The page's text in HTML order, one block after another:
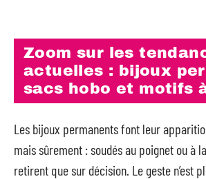
Zoom sur les
actuelles : bijoux
sacs hobo et motifs
Les bijoux permanents font leur
mais sûrement : soudés au poignet ou à
retirent que sur décision. Le geste n’est